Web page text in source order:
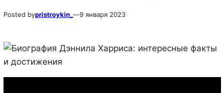
Posted bypristroykin_ —9 января 2023